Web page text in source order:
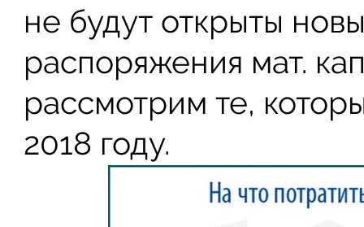
не будут открыты
распоряжения мат.
рассмотрим те,
2018 году.